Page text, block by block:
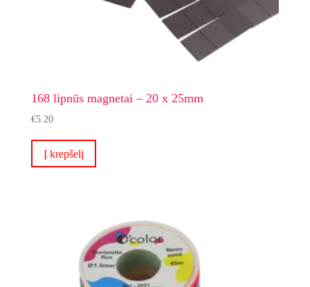
168 lipnūs magnetai – 20 x 25mm
€5.20
Į krepšelį